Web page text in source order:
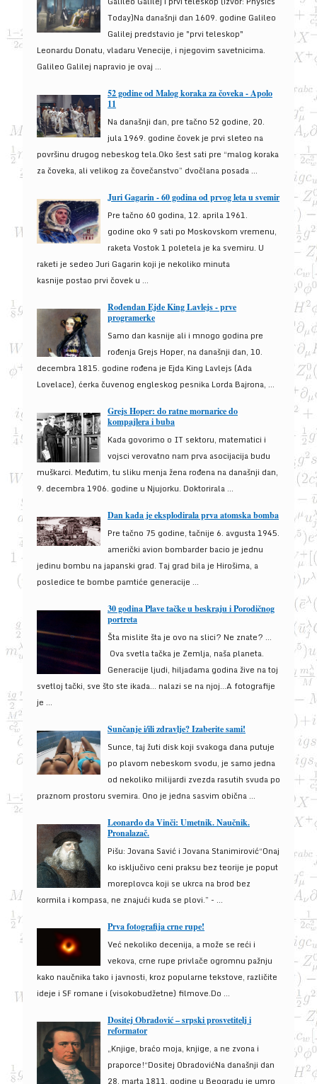
Today)Na današnji dan 1609. godine Galileo
Galilej predstavio je "prvi teleskop"
Leonardu Donatu, vladaru Venecije, i njegovim savetnicima.
Galileo Galilej napravio je ovaj ...
52 godine od Malog koraka za čoveka - Apolo
11
Na današnji dan, pre tačno 52 godine, 20.
jula 1969. godine čovek je prvi sleteo na
površinu drugog nebeskog tela.Oko šest sati pre “malog koraka
za čoveka, ali velikog za čovečanstvo” dvočlana posada ...
Juri Gagarin - 60 godina od prvog leta u svemir
Pre tačno 60 godina, 12. aprila 1961.
godine oko 9 sati po Moskovskom vremenu,
raketa Vostok 1 poletela je ka svemiru. U
raketi je sedeo Juri Gagarin koji je nekoliko minuta
kasnije postao prvi čovek u ...
Rođendan Ejde King Lavlejs - prve
programerke
Samo dan kasnije ali i mnogo godina pre
rođenja Grejs Hoper, na današnji dan, 10.
decembra 1815. godine rođena je Ejda King Lavlejs (Ada
Lovelace), ćerka čuvenog engleskog pesnika Lorda Bajrona, ...
Grejs Hoper: do ratne mornarice do
kompajlera i buba
Kada govorimo o IT sektoru, matematici i
vojsci verovatno nam prva asocijacija budu
muškarci. Međutim, tu sliku menja žena rođena na današnji dan,
9. decembra 1906. godine u Njujorku. Doktorirala ...
Dan kada je eksplodirala prva atomska bomba
Pre tačno 75 godine, tačnije 6. avgusta 1945.
američki avion bombarder bacio je jednu
jedinu bombu na japanski grad. Taj grad bila je Hirošima, a
posledice te bombe pamtiće generacije ...
30 godina Plave tačke u beskraju i Porodičnog
portreta
Šta mislite šta je ovo na slici? Ne znate? …
Ova svetla tačka je Zemlja, naša planeta.
Generacije ljudi, hiljadama godina žive na toj
svetloj tački, sve što ste ikada… nalazi se na njoj…A fotografije
je ...
Sunčanje i/ili zdravlje? Izaberite sami!
Sunce, taj žuti disk koji svakoga dana putuje
po plavom nebeskom svodu, je samo jedna
od nekoliko milijardi zvezda rasutih svuda po
praznom prostoru svemira. Ono je jedna sasvim obična ...
Leonardo da Vinči: Umetnik. Naučnik.
Pronalazač.
Pišu: Jovana Savić i Jovana Stanimirović“Onaj
ko isključivo ceni praksu bez teorije je poput
moreplovca koji se ukrca na brod bez
kormila i kompasa, ne znajući kuda se plovi.” - ...
Prva fotografija crne rupe!
Već nekoliko decenija, a može se reći i
vekova, crne rupe privlače ogromnu pažnju
kako naučnika tako i javnosti, kroz popularne tekstove, različite
ideje i SF romane i (visokobudžetne) filmove.Do ...
Dositej Obradović – srpski prosvetitelj i
reformator
„Knjige, braćo moja, knjige, a ne zvona i
praporce!“Dositej ObradovićNa današnji dan